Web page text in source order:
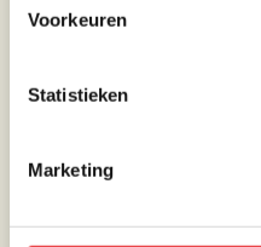
Voorkeuren
Statistieken
Marketing
Wil je meer zien van